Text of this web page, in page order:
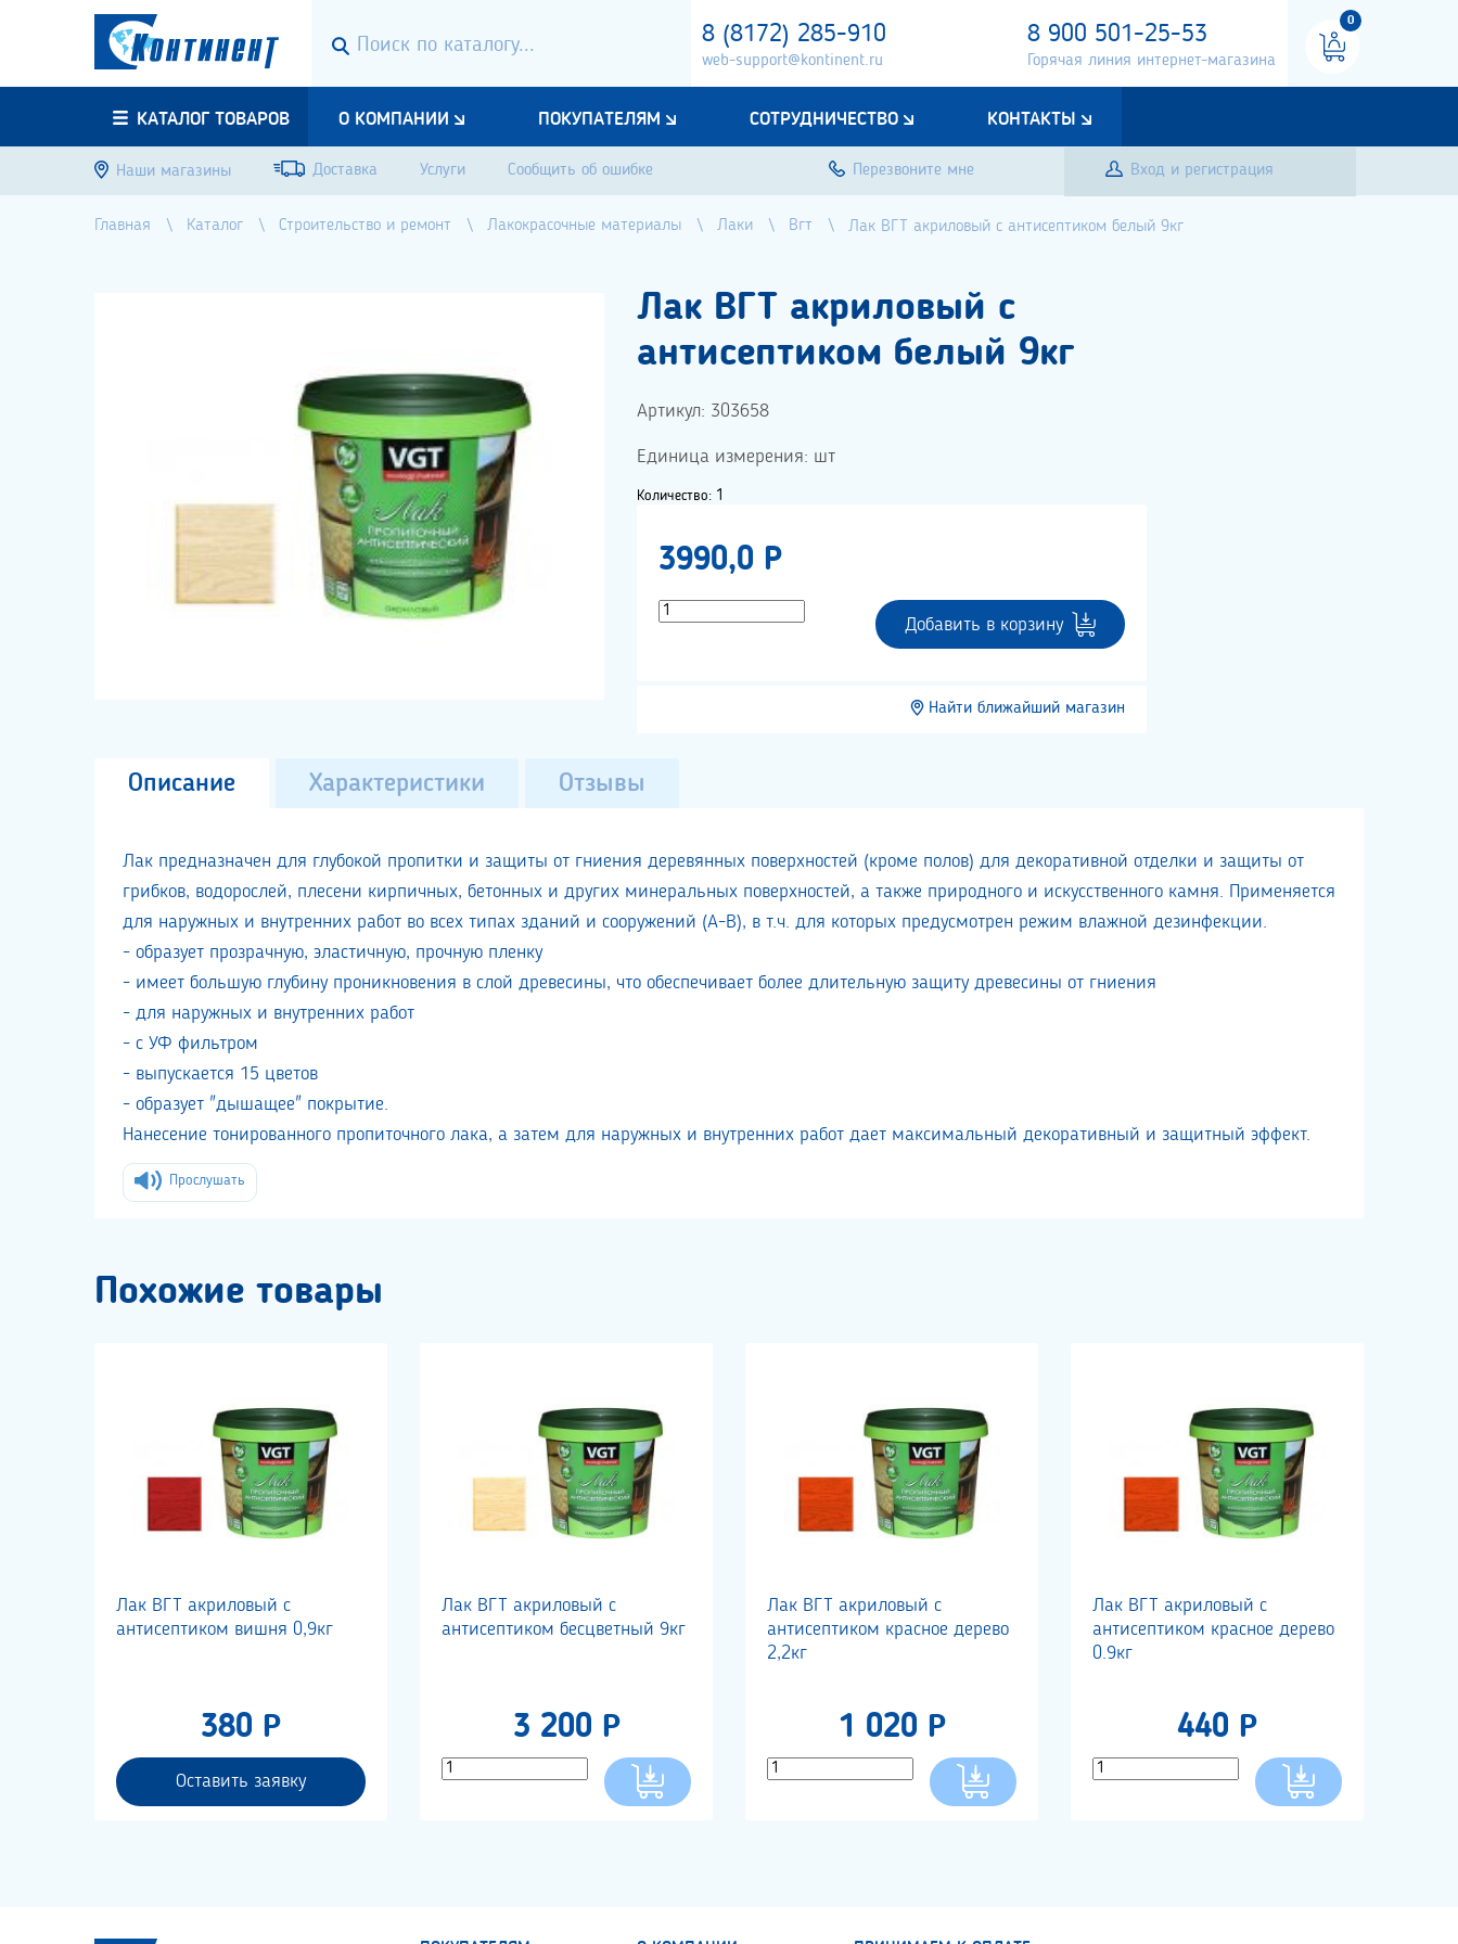
8 (8172) 285-910
web-support@kontinent.ru
8 900 501-25-53
Горячая линия интернет-магазина
0
КАТАЛОГ ТОВАРОВ О КОМПАНИИ ПОКУПАТЕЛЯМ СОТРУДНИЧЕСТВО КОНТАКТЫ
Наши магазины Доставка Услуги Сообщить об ошибке Перезвоните мне Вход и регистрация
Главная Каталог Строительство и ремонт Лакокрасочные материалы Лаки Вгт Лак ВГТ акриловый с антисептиком белый 9кг
Лак ВГТ акриловый с
антисептиком белый 9кг
Артикул: 303658
Единица измерения: шт
Количество: 1
3990,0 P
Добавить в корзину
Найти ближайший магазин
Описание Характеристики Отзывы
Лак предназначен для глубокой пропитки и защиты от гниения деревянных поверхностей (кроме полов) для декоративной отделки и защиты от
грибков, водорослей, плесени кирпичных, бетонных и других минеральных поверхностей, а также природного и искусственного камня. Применяется
для наружных и внутренних работ во всех типах зданий и сооружений (А-В), в т.ч. для которых предусмотрен режим влажной дезинфекции.
- образует прозрачную, эластичную, прочную пленку
- имеет большую глубину проникновения в слой древесины, что обеспечивает более длительную защиту древесины от гниения
- для наружных и внутренних работ
- с УФ фильтром
- выпускается 15 цветов
- образует "дышащее" покрытие.
Нанесение тонированного пропиточного лака, а затем для наружных и внутренних работ дает максимальный декоративный и защитный эффект.
Прослушать
Похожие товары
Лак ВГТ акриловый с
антисептиком вишня 0,9кг
380 Р
Оставить заявку
Лак ВГТ акриловый с
антисептиком бесцветный 9кг
3 200 Р
Лак ВГТ акриловый с
антисептиком красное дерево
2,2кг
1 020 Р
Лак ВГТ акриловый с
антисептиком красное дерево
0.9кг
440 Р